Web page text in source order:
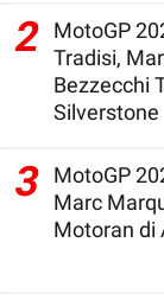
2
MotoGP
Tradisi,
Bezzecchi
Silverstone
3
MotoGP
Marc
Motoran di